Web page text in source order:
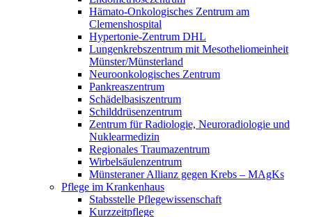
Hämato-Onkologisches Zentrum am
Clemenshospital
Hypertonie-Zentrum DHL
Lungenkrebszentrum mit Mesotheliomeinheit
Münster/Münsterland
Neuroonkologisches Zentrum
Pankreaszentrum
Schädelbasiszentrum
Schilddrüsenzentrum
Zentrum für Radiologie, Neuroradiologie und
Nuklearmedizin
Regionales Traumazentrum
Wirbelsäulenzentrum
Münsteraner Allianz gegen Krebs – MAgKs
Pflege im Krankenhaus
Stabsstelle Pflegewissenschaft
Kurzzeitpflege